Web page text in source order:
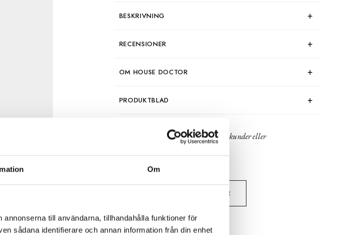
Om
till användarna, tillhandahålla funktioner för
sådana identifierare och annan information från din enhet
BESKRIVNING
RECENSIONER
OM HOUSE DOCTOR
PRODUKTBLAD
30 dagars öppet köp - gäller ej företagskunder eller
VISA ALLT INOM SKÅP & HYLLOR
SE HELA VARUMÄRKET